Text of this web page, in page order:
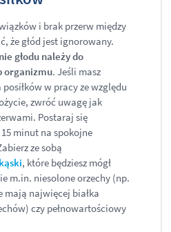
i brak przerw między
że głód jest ignorowany.
głodu należy do
organizmu. Jeśli masz
w pracy ze względu
zwróć uwagę jak
Postaraj się
minut na spokojne
ze sobą
, które będziesz mógł
m.in. niesolone orzechy (np.
mają najwięcej białka
czy pełnowartościowy